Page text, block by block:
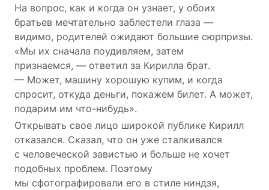
На вопрос, как и когда он узнает, у обоих
братьев мечтательно заблестели глаза —
видимо, родителей ожидают большие сюрпризы.
«Мы их сначала поудивляем, затем
признаемся, — ответил за Кирилла брат.
— Может, машину хорошую купим, и когда
спросит, откуда деньги, покажем билет. А может,
подарим им что-нибудь».
Открывать свое лицо широкой публике Кирилл
отказался. Сказал, что он уже сталкивался
с человеческой завистью и больше не хочет
подобных проблем. Поэтому
мы сфотографировали его в стиле ниндзя,